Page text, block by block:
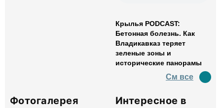
Крылья PODCAST:
Бетонная болезнь. Как
Владикавказ теряет
зеленые зоны и
исторические панорамы
См все
Фотогалерея
Интересное в